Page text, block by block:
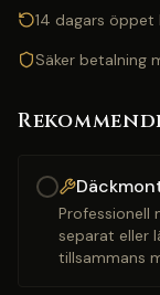
14 dagars öppet
Säker betalning
Professionell
separat eller
tillsammans